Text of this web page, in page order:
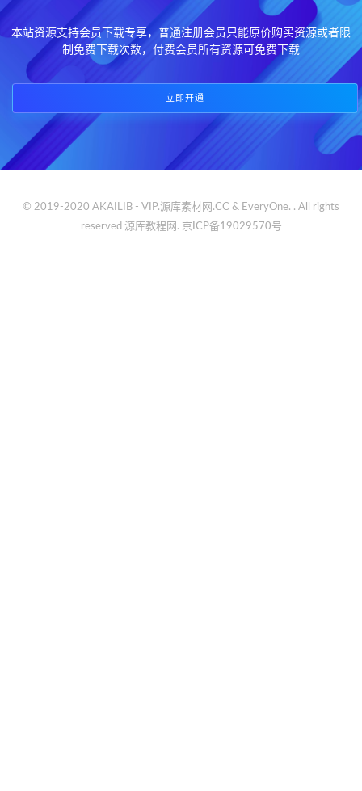
本站资源支持会员下载专享，普通注册会员只能原价购买资源或者限
制免费下载次数，付费会员所有资源可免费下载
立即开通
© 2019-2020 AKAILIB - VIP.源库素材网.CC & EveryOne. . All rights
reserved 源库教程网. 京ICP备19029570号